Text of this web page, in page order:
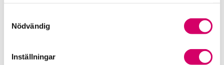
Nödvändig
Inställningar